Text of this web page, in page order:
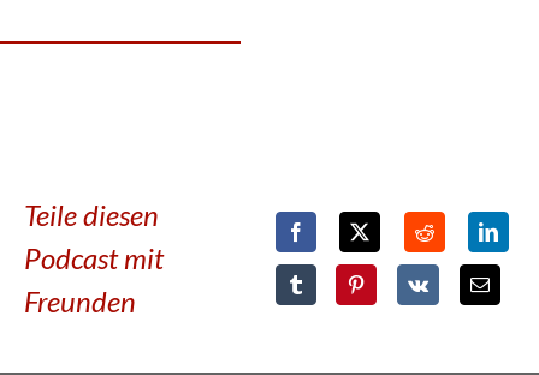
Teile diesen
Podcast mit
Freunden